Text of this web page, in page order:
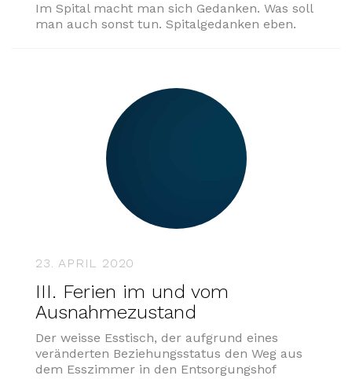
Im Spital macht man sich Gedanken. Was soll
man auch sonst tun. Spitalgedanken eben.
23. APRIL 2020
III. Ferien im und vom
Ausnahmezustand
Der weisse Esstisch, der aufgrund eines
veränderten Beziehungsstatus den Weg aus
dem Esszimmer in den Entsorgungshof